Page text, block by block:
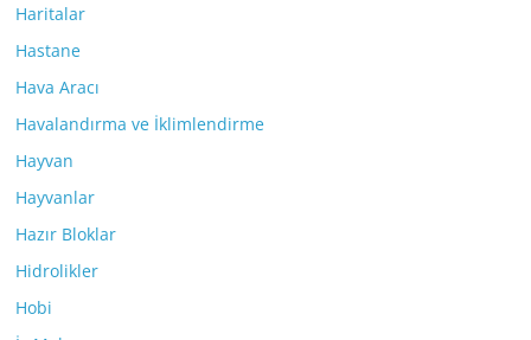
Haritalar
Hastane
Hava Aracı
Havalandırma ve İklimlendirme
Hayvan
Hayvanlar
Hazır Bloklar
Hidrolikler
Hobi